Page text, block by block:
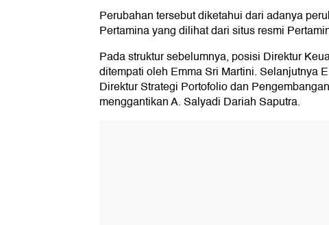
Perubahan tersebut diketahui dari adanya
Pertamina yang dilihat dari situs resmi
Pada struktur sebelumnya, posisi Direktur
ditempati oleh Emma Sri Martini. Selanjutnya
Direktur Strategi Portofolio dan
menggantikan A. Salyadi Dariah Saputra.